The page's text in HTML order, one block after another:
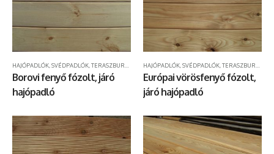
Borovi fenyő fózolt, járó
hajópadló
Európai vörösfenyő fózolt,
járó hajópadló